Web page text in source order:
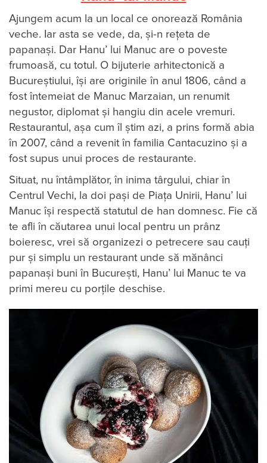
Ajungem acum la un local ce onorează România
veche. Iar asta se vede, da, și-n rețeta de
papanași. Dar Hanu’ lui Manuc are o poveste
frumoasă, cu totul. O bijuterie arhitectonică a
Bucureștiului, își are originile în anul 1806, când a
fost întemeiat de Manuc Marzaian, un renumit
negustor, diplomat și hangiu din acele vremuri.
Restaurantul, aşa cum îl ştim azi, a prins formă abia
în 2007, când a revenit în familia Cantacuzino şi a
fost supus unui proces de restaurante.
Situat, nu întâmplător, în inima târgului, chiar în
Centrul Vechi, la doi paşi de Piaţa Unirii, Hanu’ lui
Manuc îşi respectă statutul de han domnesc. Fie că
te afli în căutarea unui local pentru un prânz
boieresc, vrei să organizezi o petrecere sau cauţi
pur şi simplu un restaurant unde să mănânci
papanași buni în București, Hanu’ lui Manuc te va
primi mereu cu porţile deschise.